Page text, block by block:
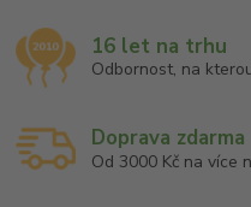
16 let na trhu
Odbornost, na
Doprava zdarma
Od 3000 Kč na více